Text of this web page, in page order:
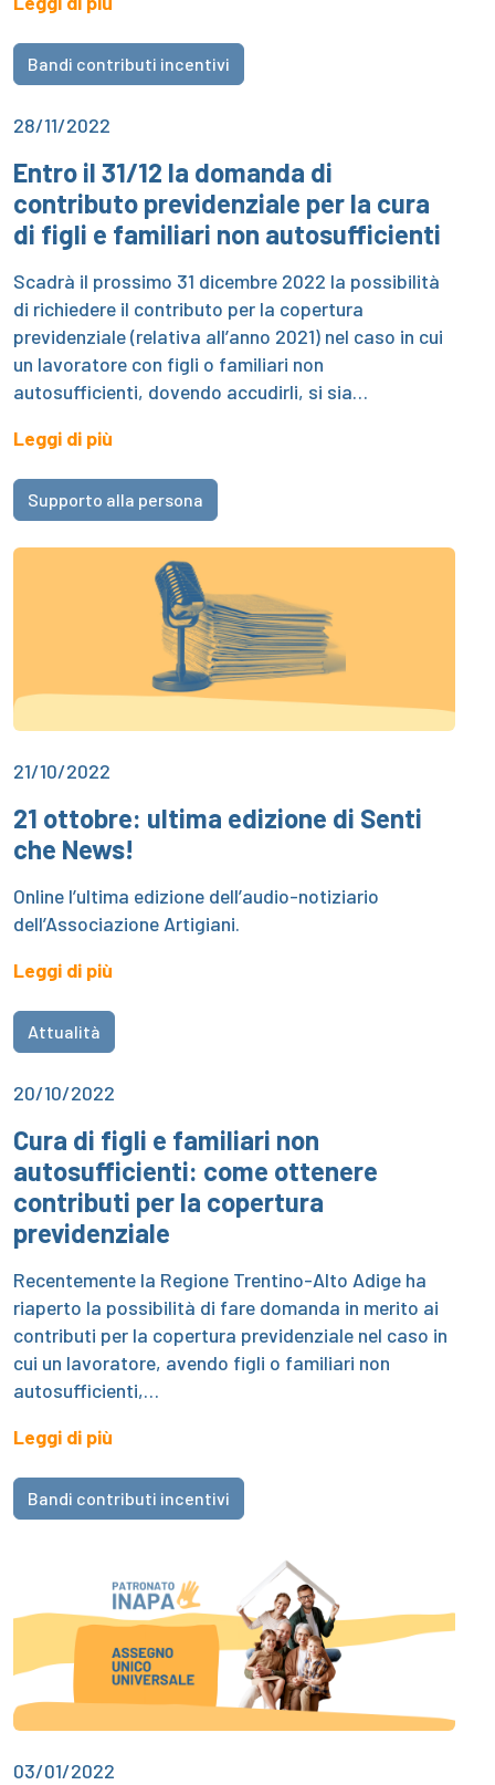
Bandi contributi incentivi
28/11/2022
Entro il 31/12 la domanda di
contributo previdenziale per la cura
di figli e familiari non autosufficienti
Scadrà il prossimo 31 dicembre 2022 la possibilità
di richiedere il contributo per la copertura
previdenziale (relativa all’anno 2021) nel caso in cui
un lavoratore con figli o familiari non
autosufficienti, dovendo accudirli, si sia…
Leggi di più
Supporto alla persona
21/10/2022
21 ottobre: ultima edizione di Senti
che News!
Online l’ultima edizione dell’audio-notiziario
dell’Associazione Artigiani.
Leggi di più
Attualità
20/10/2022
Cura di figli e familiari non
autosufficienti: come ottenere
contributi per la copertura
previdenziale
Recentemente la Regione Trentino-Alto Adige ha
riaperto la possibilità di fare domanda in merito ai
contributi per la copertura previdenziale nel caso in
cui un lavoratore, avendo figli o familiari non
autosufficienti,…
Leggi di più
Bandi contributi incentivi
03/01/2022